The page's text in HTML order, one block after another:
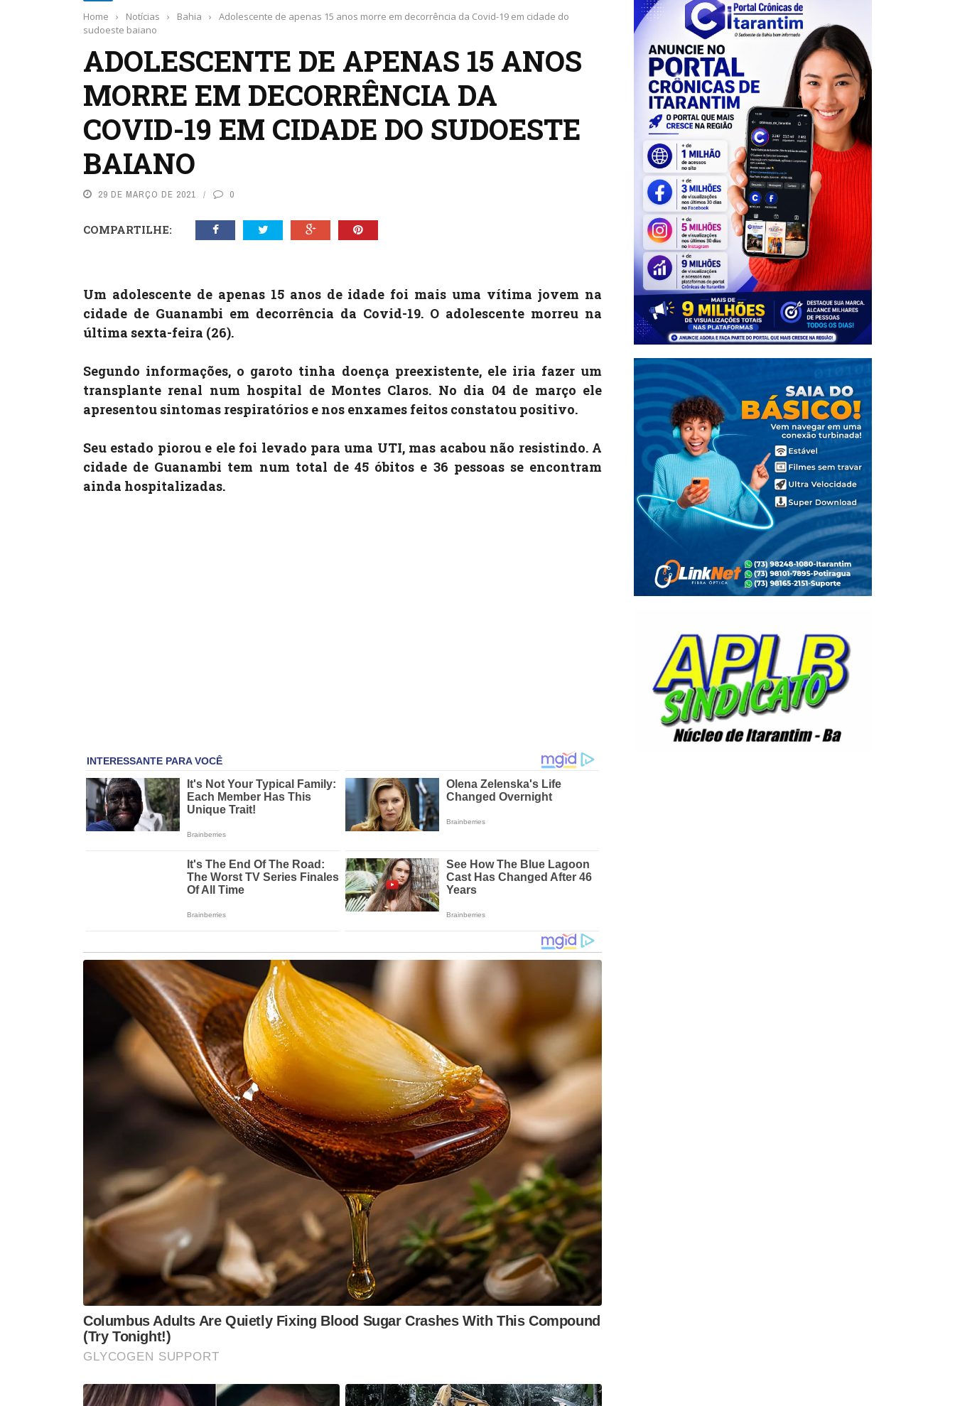
Home › Notícias › Bahia ›
Adolescente de apenas 15 anos morre em decorrência da Covid-19 em cidade do
sudoeste baiano
ADOLESCENTE DE APENAS 15 ANOS
MORRE EM DECORRÊNCIA DA
COVID-19 EM CIDADE DO SUDOESTE
BAIANO
29 DE MARÇO DE 2021 0
COMPARTILHE:
Um adolescente de apenas 15 anos de idade foi mais uma vítima jovem na
cidade de Guanambi em decorrência da Covid-19. O adolescente morreu na
última sexta-feira (26).
Segundo informações, o garoto tinha doença preexistente, ele iria fazer um
transplante renal num hospital de Montes Claros. No dia 04 de março ele
apresentou sintomas respiratórios e nos enxames feitos constatou positivo.
Seu estado piorou e ele foi levado para uma UTI, mas acabou não resistindo. A
cidade de Guanambi tem num total de 45 óbitos e 36 pessoas se encontram
ainda hospitalizadas.